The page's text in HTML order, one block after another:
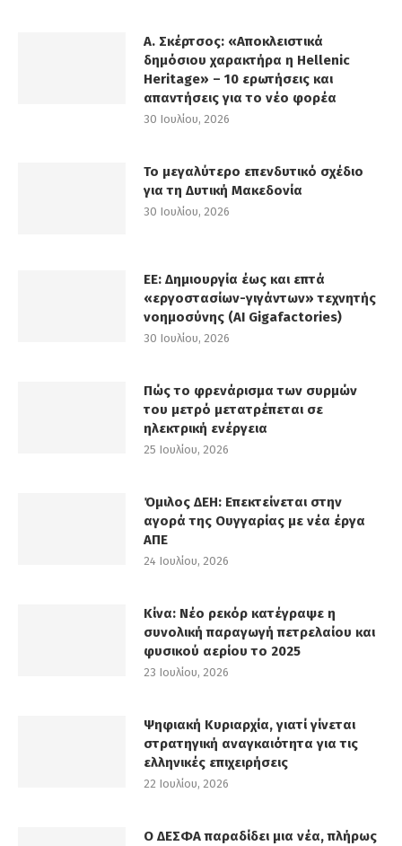
Α. Σκέρτσος: «Αποκλειστικά
δημόσιου χαρακτήρα η Hellenic
Heritage» – 10 ερωτήσεις και
απαντήσεις για το νέο φορέα
30 Ιουλίου, 2026
Το μεγαλύτερο επενδυτικό σχέδιο
για τη Δυτική Μακεδονία
30 Ιουλίου, 2026
ΕΕ: Δημιουργία έως και επτά
«εργοστασίων-γιγάντων» τεχνητής
νοημοσύνης (AI Gigafactories)
30 Ιουλίου, 2026
Πώς το φρενάρισμα των συρμών
του μετρό μετατρέπεται σε
ηλεκτρική ενέργεια
25 Ιουλίου, 2026
Όμιλος ΔΕΗ: Επεκτείνεται στην
αγορά της Ουγγαρίας με νέα έργα
ΑΠΕ
24 Ιουλίου, 2026
Κίνα: Νέο ρεκόρ κατέγραψε η
συνολική παραγωγή πετρελαίου και
φυσικού αερίου το 2025
23 Ιουλίου, 2026
Ψηφιακή Κυριαρχία, γιατί γίνεται
στρατηγική αναγκαιότητα για τις
ελληνικές επιχειρήσεις
22 Ιουλίου, 2026
Ο ΔΕΣΦΑ παραδίδει μια νέα, πλήρως